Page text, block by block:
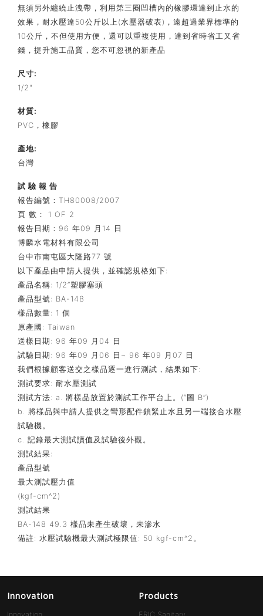
無須另外纏繞止洩帶，利用第三圈凹槽內的橡膠環達到止水的
效果，耐水壓達50公斤以上(水壓器破表)，遠超過業界標準的
10公斤，不但使用方便，還可以重複使用，達到省時省工又省
錢，提升施工品質，您不可忽視的新產品
尺寸:
1/2"
材質:
PVC，橡膠
產地:
台灣
試 驗 報 告
報告編號：TH80008/2007
頁 數： 1 OF 2
報告日期：96 年09 月14 日
博麟水電材料有限公司
台中市南屯區大隆路77 號
以下產品由申請人提供，並確認規格如下:
產品名稱: 1/2”塑膠塞頭
產品型號: BA-148
樣品數量: 1 個
原產國: Taiwan
送樣日期: 96 年09 月04 日
試驗日期: 96 年09 月06 日~ 96 年09 月07 日
我們根據顧客送交之樣品逐一進行測試，結果如下:
測試要求: 耐水壓測試
測試方法: a. 將樣品放置於測試工作平台上。(“圖 B”)
b. 將樣品與申請人提供之彎形配件鎖緊止水且另一端接合水壓
試驗機。
c. 記錄最大測試讀值及試驗後外觀。
測試結果:
產品型號
最大測試壓力值
(kgf-cm^2)
測試結果
BA-148 49.3 樣品未產生破壞，未滲水
備註: 水壓試驗機最大測試極限值: 50 kgf-cm^2。
Innovation Products